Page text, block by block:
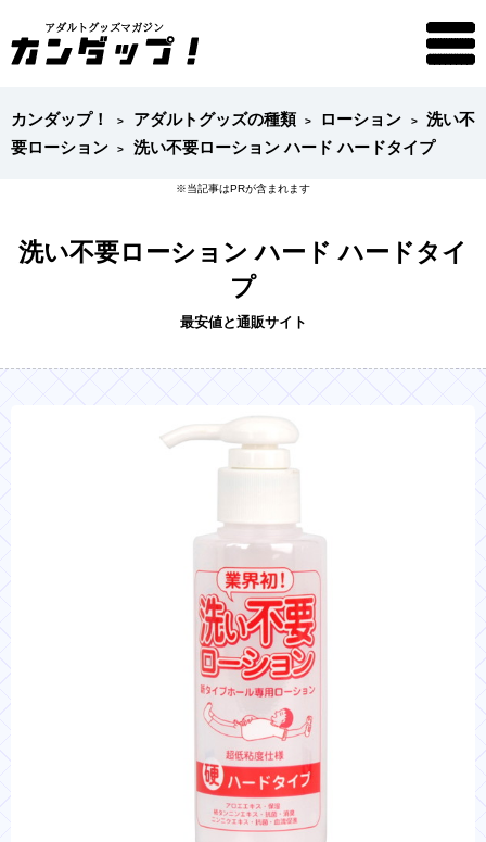
カンダップ！ アダルトグッズの種類 ローション
洗い不
要ローション
洗い不要ローション ハード ハードタイプ
洗い不要ローション ハード ハードタイ
プ
最安値と通販サイト